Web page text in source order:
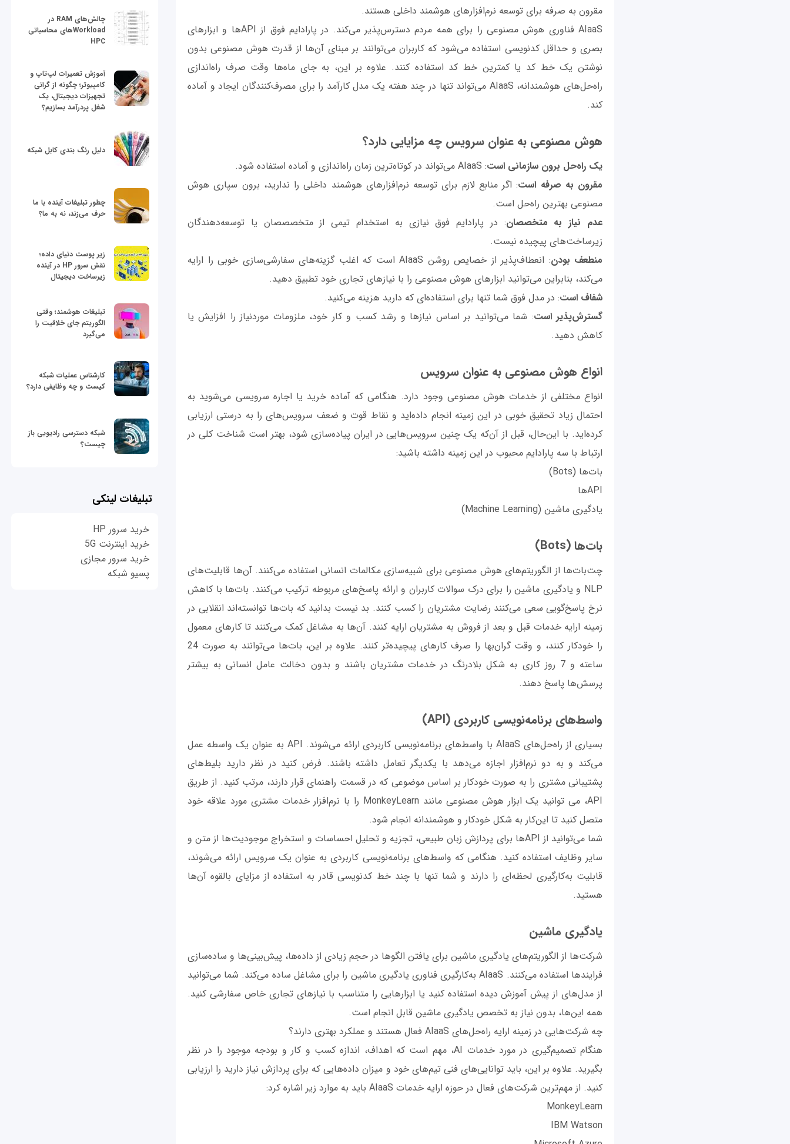
مقرون به صرفه برای توسعه نرم‌افزارهای هوشمند داخلی هستند.
AIaaS فناوری هوش مصنوعی را برای همه مردم دسترس‌پذیر می‌کند. در پارادایم فوق از API‌ها و ابزارهای
بصری و حداقل کدنویسی استفاده می‌شود که کاربران می‌توانند بر مبنای آن‌ها از قدرت هوش مصنوعی بدون
نوشتن یک خط کد یا کمترین خط کد استفاده کنند. علاوه بر این، به جای ماه‌ها وقت صرف راه‌اندازی
راه‌حل‌های هوشمندانه، AIaaS می‌تواند تنها در چند هفته یک مدل کارآمد را برای مصرف‌کنندگان ایجاد و آماده
کند.
هوش مصنوعی به عنوان سرویس چه مزایایی دارد؟
یک راه‌حل برون سازمانی است: AIaaS می‌تواند در کوتاه‌ترین زمان راه‌اندازی و آماده استفاده شود.
مقرون به صرفه است: اگر منابع لازم برای توسعه نرم‌افزارهای هوشمند داخلی را ندارید، برون سپاری هوش
مصنوعی بهترین راه‌حل است.
عدم نیاز به متخصصان: در پارادایم فوق نیازی به استخدام تیمی از متخصصصان یا توسعه‌دهندگان
زیرساخت‌های پیچیده نیست.
منطعف بودن
: انعطاف‌پذیر از خصایص روشن AIaaS است که اغلب گزینه‌های سفارشی‌سازی خوبی را ارایه
می‌کند، بنابراین می‌توانید ابزارهای هوش مصنوعی را با نیازهای تجاری خود تطبیق دهید.
شفاف است: در مدل فوق شما تنها برای استفاده‌ای که دارید هزینه می‌کنید.
گسترش‌پذیر است: شما می‌توانید بر اساس نیازها و رشد کسب و کار خود، ملزومات موردنیاز را افزایش یا
کاهش دهید.
انواع هوش مصنوعی به عنوان سرویس
انواع مختلفی از خدمات هوش مصنوعی وجود دارد. هنگامی که آماده خرید یا اجاره سرویسی می‌شوید به
احتمال زیاد تحقیق خوبی در این زمینه انجام داده‌اید و نقاط قوت و ضعف سرویس‌های را به درستی ارزیابی
کرده‌اید. با این‌حال، قبل از آن‌که یک چنین سرویس‌هایی در ایران پیاده‌سازی شود، بهتر است شناخت کلی در
ارتباط با سه پارادایم محبوب در این زمینه داشته باشید:
بات‌ها (Bots)
API‌ها
یادگیری ماشین (Machine Learning)
بات‌ها (Bots)
چت‌بات‌ها از الگوریتم‌های هوش مصنوعی برای شبیه‌سازی مکالمات انسانی استفاده می‌کنند. آن‌ها قابلیت‌های
NLP و یادگیری ماشین را برای درک سوالات کاربران و ارائه پاسخ‌های مربوطه ترکیب می‌کنند. بات‌ها با کاهش
نرخ پاسخ‌گویی سعی می‌کنند رضایت مشتریان را کسب کنند. بد نیست بدانید که بات‌ها توانسته‌اند انقلابی در
زمینه ارایه خدمات قبل و بعد از فروش به مشتریان ارایه کنند. آن‌ها به مشاغل کمک می‌کنند تا کارهای معمول
را خودکار کنند، و وقت گران‌بها را صرف کارهای پیچیده‌تر کنند. علاوه بر این، بات‌ها می‌توانند به صورت 24
ساعته و 7 روز کاری به شکل بلادرنگ در خدمات مشتریان باشند و بدون دخالت عامل انسانی به بیشتر
پرسش‌ها پاسخ دهند.
واسط‌های برنامه‌نویسی کاربردی (API)
بسیاری از راه‌حل‌های AIaaS با واسط‌های برنامه‌نویسی کاربردی ارائه می‌شوند. API به عنوان یک واسطه عمل
می‌کند و به دو نرم‌افزار اجازه می‌دهد با یکدیگر تعامل داشته باشند. فرض کنید در نظر دارید بلیط‌های
پشتیبانی مشتری را به صورت خودکار بر اساس موضوعی که در قسمت راهنمای قرار دارند، مرتب کنید. از طریق
API، می توانید یک ابزار هوش مصنوعی مانند MonkeyLearn را با نرم‌افزار خدمات مشتری مورد علاقه خود
متصل کنید تا این‌کار به شکل خودکار و هوشمندانه انجام شود.
شما می‌توانید از APIها برای پردازش زبان طبیعی، تجزیه و تحلیل احساسات و استخراج موجودیت‌ها از متن و
سایر وظایف استفاده کنید. هنگامی که واسط‌های برنامه‌نویسی کاربردی به عنوان یک سرویس ارائه می‌شوند،
قابلیت به‌کارگیری لحظه‌ای را دارند و شما تنها با چند خط کدنویسی قادر به استفاده از مزایای بالقوه آن‌ها
هستید.
یادگیری ماشین
شرکت‌ها از الگوریتم‌های یادگیری ماشین برای یافتن الگوها در حجم زیادی از داده‌ها، پیش‌بینی‌ها و ساده‌سازی
فرایندها استفاده می‌کنند. AIaaS به‌کارگیری فناوری یادگیری ماشین را برای مشاغل ساده می‌کند. شما می‌توانید
از مدل‌های از پیش آموزش دیده استفاده کنید یا ابزارهایی را متناسب با نیازهای تجاری خاص سفارشی کنید.
همه این‌ها، بدون نیاز به تخصص یادگیری ماشین قابل انجام است.
چه شرکت‌هایی در زمینه ارایه راه‌حل‌های AIaaS فعال هستند و عملکرد بهتری دارند؟
هنگام تصمیم‌گیری در مورد خدمات AI، مهم است که اهداف، اندازه کسب و کار و بودجه موجود را در نظر
بگیرید. علاوه بر این، باید توانایی‌های فنی تیم‌های خود و میزان داده‌هایی که برای پردازش نیاز دارید را ارزیابی
کنید. از مهم‌ترین شرکت‌های فعال در حوزه ارایه خدمات AIaaS باید به موارد زیر اشاره کرد:
MonkeyLearn
IBM Watson
چالش‌های RAM در
Workloadهای محاسباتی
HPC
آموزش تعمیرات لپ‌تاپ و
کامپیوتر؛ چگونه از گرانی
تجهیزات دیجیتال، یک
شغل پردرآمد بسازیم؟
دلیل رنگ بندی کابل شبکه
چطور تبلیغات آینده با ما
حرف می‌زند، نه به ما؟
زیر پوست دنیای داده؛
نقش سرور HP در آینده
زیرساخت دیجیتال
تبلیغات هوشمند؛ وقتی
الگوریتم جای خلاقیت را
می‌گیرد
کارشناس عملیات شبکه
کیست و چه وظایفی دارد؟
شبکه دسترسی رادیویی باز
چیست؟
تبلیغات لینکی
خرید سرور HP
خرید اینترنت 5G
خرید سرور مجازی
پسیو شبکه